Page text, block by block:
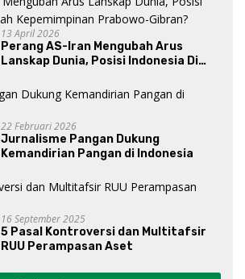
13 April 2026
Perang AS-Iran Mengubah Arus
Lanskap Dunia, Posisi Indonesia Di
Gibran?
22 Februari 2026
Jurnalisme Pangan Dukung
Kemandirian Pangan di Indonesia
16 September 2025
5 Pasal Kontroversi dan Multitafsir
RUU Perampasan Aset